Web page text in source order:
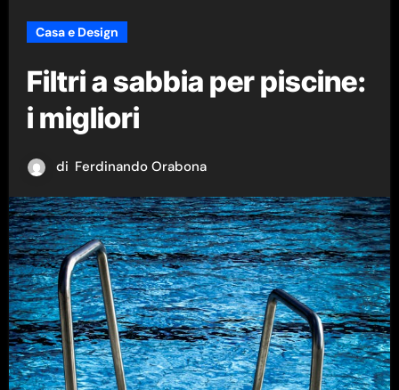
Casa e Design
Filtri a sabbia per piscine:
i migliori
di Ferdinando Orabona